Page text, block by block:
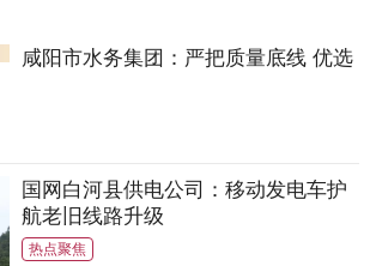
咸阳市水务集团：严把质量底线 优选
国网白河县供电公司：移动发电车护
航老旧线路升级
热点聚焦